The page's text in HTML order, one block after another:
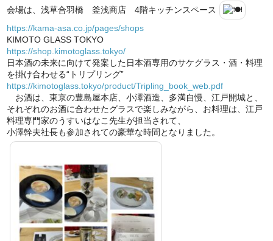
会場は、浅草合羽橋 釜浅商店 4階キッチンスペース
https://kama-asa.co.jp/pages/shops
KIMOTO GLASS TOKYO
https://shop.kimotoglass.tokyo/
日本酒の未来に向けて発案した日本酒専用のサケグラス・酒・料理
を掛け合わせる“トリプリング”
https://kimotoglass.tokyo/product/Tripling_book_web.pdf
お酒は、東京の豊島屋本店、小澤酒造、多満自慢、江戸開城と、
それぞれのお酒に合わせたグラスで楽しみながら、お料理は、江戸
料理専門家のうすいはなこ先生が担当されて、
小澤幹夫社長も参加されての豪華な時間となりました。